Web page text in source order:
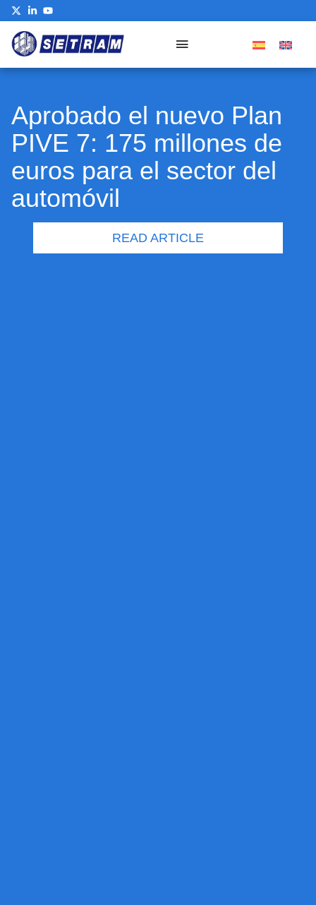
Aprobado el nuevo Plan
PIVE 7: 175 millones de
euros para el sector del
automóvil
READ ARTICLE